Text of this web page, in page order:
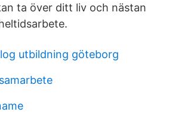
ta över ditt liv och nästan
utbildning göteborg